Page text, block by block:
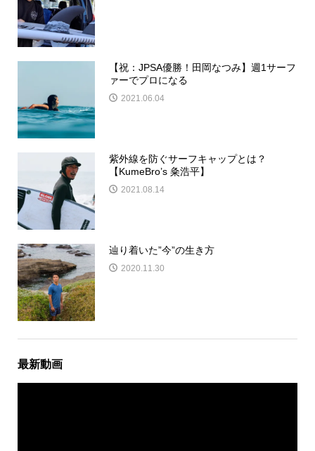
【祝：JPSA優勝！田岡なつみ】週1サーフ
ァーでプロになる
2021.06.04
紫外線を防ぐサーフキャップとは？
【KumeBro’s 粂浩平】
2021.08.14
辿り着いた”今”の生き方
2020.11.30
最新動画